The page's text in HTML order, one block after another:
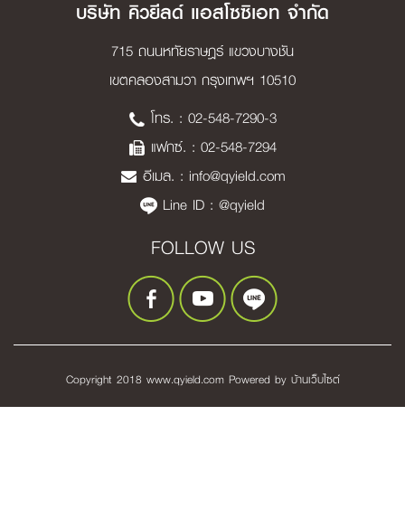
บริษัท คิวยีลด์ แอสโซซิเอท จำกัด
715 ถนนหทัยราษฎร์ แขวงบางชัน
เขตคลองสามวา กรุงเทพฯ 10510
โทร. : 02-548-7290-3
แฟกซ์. : 02-548-7294
อีเมล. : info@qyield.com
Line ID : @qyield
FOLLOW US
Copyright 2018 www.qyield.com Powered by บ้านเว็บไซต์